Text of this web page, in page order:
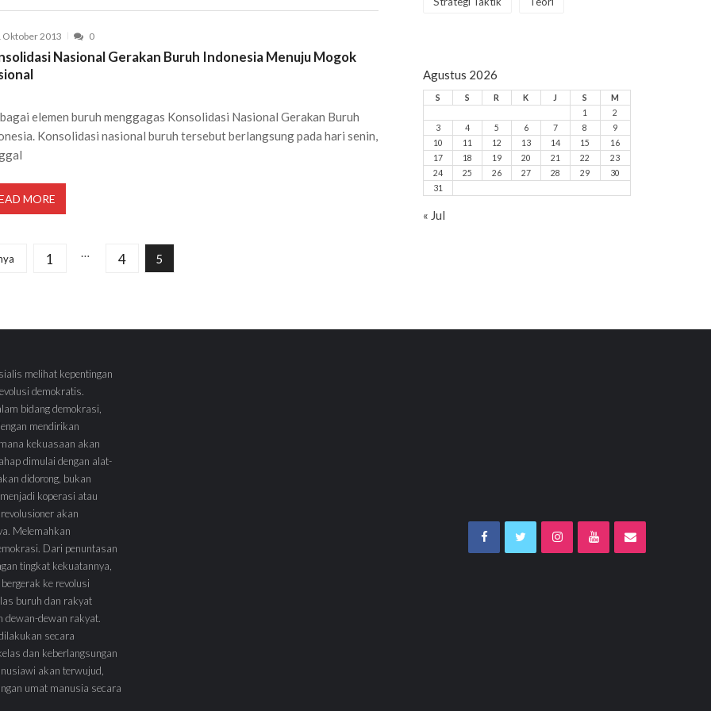
Oktober 2013 0
Nasional Gerakan Buruh Indonesia Menuju Mogok
elemen buruh menggagas Konsolidasi Nasional Gerakan Buruh
Konsolidasi nasional buruh tersebut berlangsung pada hari senin,
MORE
1 … 4 5
Agustus 2026
S S R K J S
M
1
2
3
4 5 6 7 8
9
10
11 12 13 14 15
16
17
18 19 20 21 22
23
24
25 26 27 28 29
30
31
« Jul
melihat kepentingan
demokratis.
bidang demokrasi,
mendirikan
kekuasaan akan
dimulai dengan alat-
didorong, bukan
koperasi atau
akan
Melemahkan
Dari penuntasan
tingkat kekuatannya,
ke revolusi
buruh dan rakyat
dewan-dewan rakyat.
secara
dan keberlangsungan
akan terwujud,
umat manusia secara